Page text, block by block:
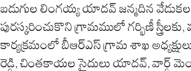
బడుగుల లింగయ్య యాదవ్ జన్మదిన
పురస్కరించుకొని గ్రామములో గర్భిణీ స్త్రీలకు,
కార్యక్రమంలో బీఆర్ఎస్ గ్రామ శాఖ
రెడ్డి, చింతకాయల సైదులు యాదవ్, వార్డ్